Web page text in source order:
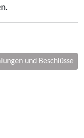
und Beschlüsse